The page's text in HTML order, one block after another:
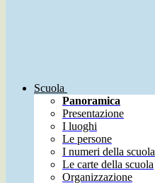
Scuola
Panoramica
Presentazione
I luoghi
Le persone
I numeri della scuola
Le carte della scuola
Organizzazione